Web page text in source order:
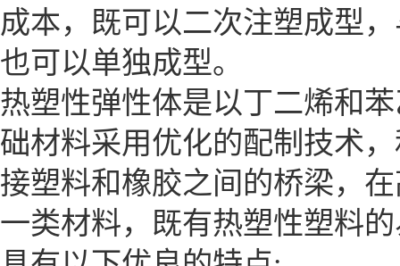
成本，既可以二次注塑成型
也可以单独成型。
热塑性弹性体是以丁二烯和
础材料采用优化的配制技术
接塑料和橡胶之间的桥梁，
一类材料，既有热塑性塑料